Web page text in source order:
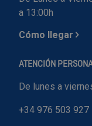
a 13:00h
Cómo llegar
ATENCIÓN
De lunes a
+34 976 503 927